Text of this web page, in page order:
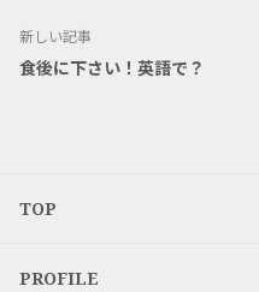
新しい記事
食後に下さい！英語で？
TOP
PROFILE